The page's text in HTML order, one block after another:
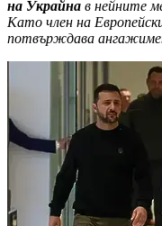
на Украйна в нейните
Като член на
потвърждава